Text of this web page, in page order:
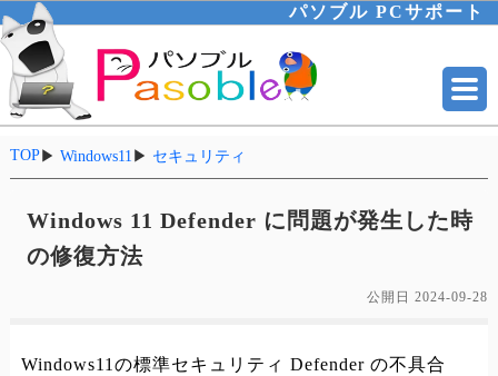
パソブル PCサポート
TOP▶ Windows11 ▶ セキュリティ
Windows 11 Defender に問題が発生した時
の修復方法
公開日2024-09-28
Windows11の標準セキュリティ Defender の不具合